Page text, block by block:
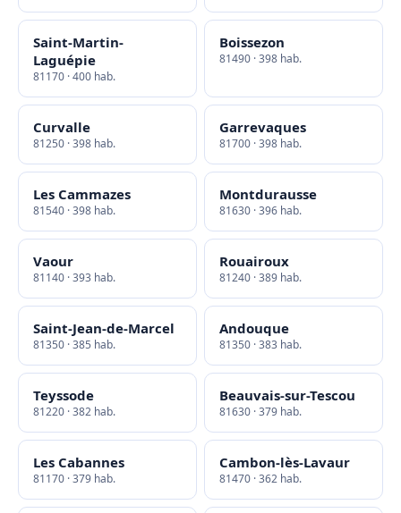
Saint-Martin-
Laguépie
81170 · 400 hab.
Boissezon
81490 · 398 hab.
Curvalle
81250 · 398 hab.
Garrevaques
81700 · 398 hab.
Les Cammazes
81540 · 398 hab.
Montdurausse
81630 · 396 hab.
Vaour
81140 · 393 hab.
Rouairoux
81240 · 389 hab.
Saint-Jean-de-Marcel
81350 · 385 hab.
Andouque
81350 · 383 hab.
Teyssode
81220 · 382 hab.
Beauvais-sur-Tescou
81630 · 379 hab.
Les Cabannes
81170 · 379 hab.
Cambon-lès-Lavaur
81470 · 362 hab.